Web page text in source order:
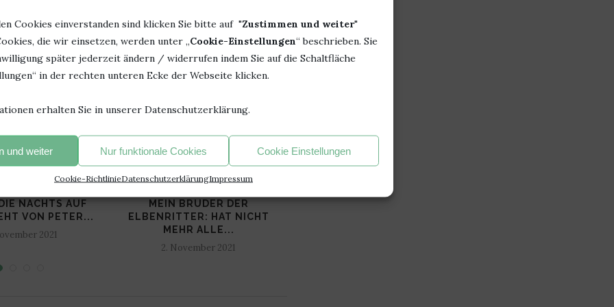
Cookies einverstanden sind klicken Sie bitte auf "Zustimmen und weiter"
die wir einsetzen, werden unter „Cookie-Einstellungen“ beschrieben. Sie
später jederzeit ändern / widerrufen indem Sie auf die Schaltfläche
in der rechten unteren Ecke der Webseite klicken.
erhalten Sie in unserer Datenschutzerklärung.
und weiter Nur funktionale Cookies Cookie Einstellungen
Cookie-RichtlinieDatenschutzerklärungImpressum
AUCH GEFALLEN
NACHTS AUF
VON PETER...
2021
MEIN BRUDER DER
ELBENRITTER: HAT NICHT
MEHR ALLE...
2. November 2021